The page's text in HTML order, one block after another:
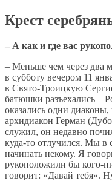
Крест
– А как и где вас
– Меньше чем через два
в субботу вечером 11
в Свято-Троицкую
батюшки разъехались –
оказались одни
архидиакон Герман
служил, он недавно
куда-то отлучился. Мы в
начинать некому. Я
рукоположили бы кого-
говорит: «Давай тебя».